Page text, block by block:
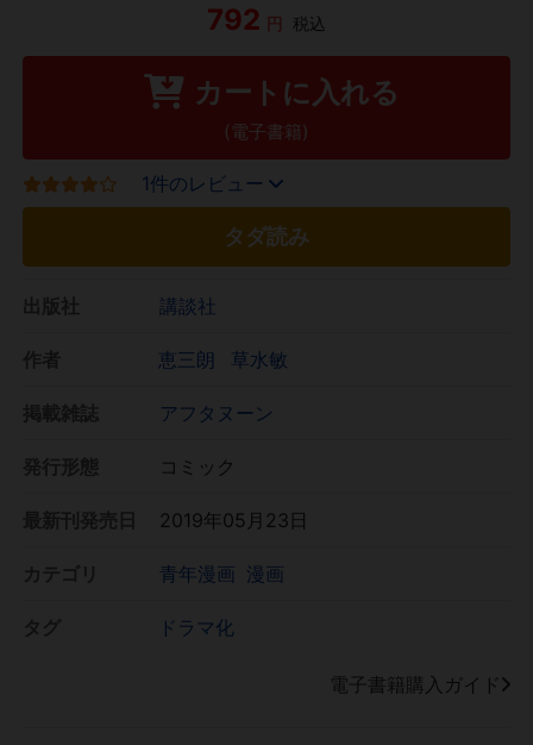
792 円 税込
カートに入れる
(電子書籍)
1件のレビュー
タダ読み
講談社
恵三朗 草水敏
アフタヌーン
コミック
2019年05月23日
青年漫画 漫画
ドラマ化
電子書籍購入ガイド